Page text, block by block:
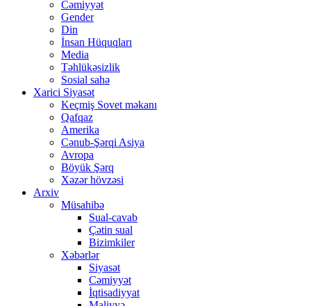
Cəmiyyət
Gender
Din
İnsan Hüquqları
Media
Təhlükəsizlik
Sosial sahə
Xarici Siyasət
Keçmiş Sovet məkanı
Qafqaz
Amerika
Cənub-Şərqi Asiya
Avropa
Böyük Şərq
Xəzər hövzəsi
Arxiv
Müsahibə
Sual-cavab
Çətin sual
Bizimkiler
Xəbərlər
Siyasət
Cəmiyyət
İqtisadiyyat